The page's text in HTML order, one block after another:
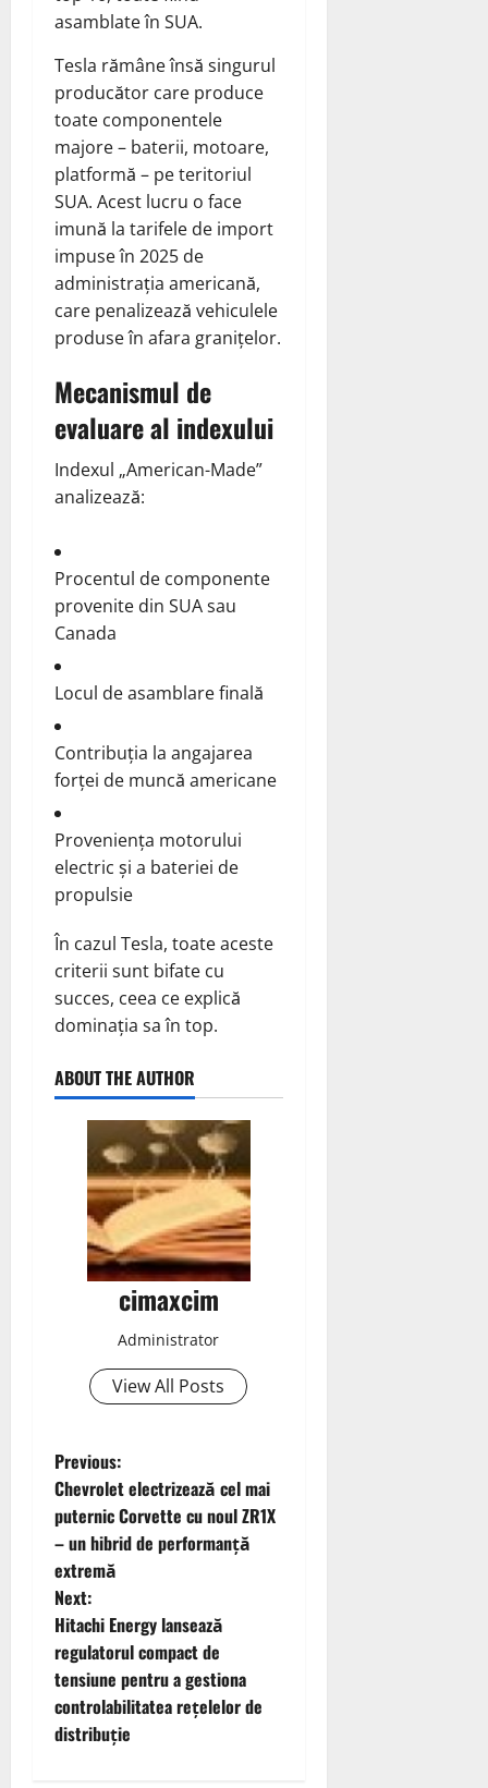
asamblate în SUA.
Tesla rămâne însă singurul
producător care produce
toate componentele
majore – baterii, motoare,
platformă – pe teritoriul
SUA. Acest lucru o face
imună la tarifele de import
impuse în 2025 de
administrația americană,
care penalizează vehiculele
produse în afara granițelor.
Mecanismul de
evaluare al indexului
Indexul „American-Made”
analizează:
Procentul de componente
provenite din SUA sau
Canada
Locul de asamblare finală
Contribuția la angajarea
forței de muncă americane
Proveniența motorului
electric și a bateriei de
propulsie
În cazul Tesla, toate aceste
criterii sunt bifate cu
succes, ceea ce explică
dominația sa în top.
ABOUT THE AUTHOR
cimaxcim
Administrator
View All Posts
P
o
s
t
n
a
v
Previous:
Chevrolet electrizează cel mai
puternic Corvette cu noul ZR1X
– un hibrid de performanță
extremă
Next:
Hitachi Energy lansează
regulatorul compact de
tensiune pentru a gestiona
controlabilitatea rețelelor de
distribuție